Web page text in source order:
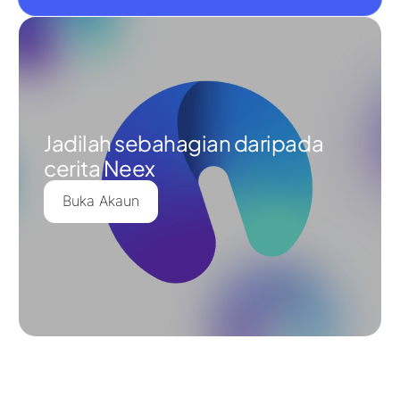
Jadilah sebahagian daripada
cerita Neex
Buka Akaun